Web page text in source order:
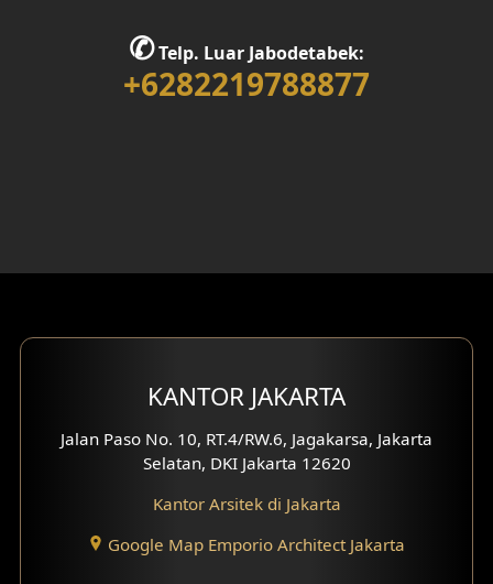
✆Telp. Luar Jabodetabek:
+6282219788877
KANTOR JAKARTA
Jalan Paso No. 10, RT.4/RW.6, Jagakarsa, Jakarta
Selatan, DKI Jakarta 12620
Kantor Arsitek di Jakarta
Google Map Emporio Architect Jakarta